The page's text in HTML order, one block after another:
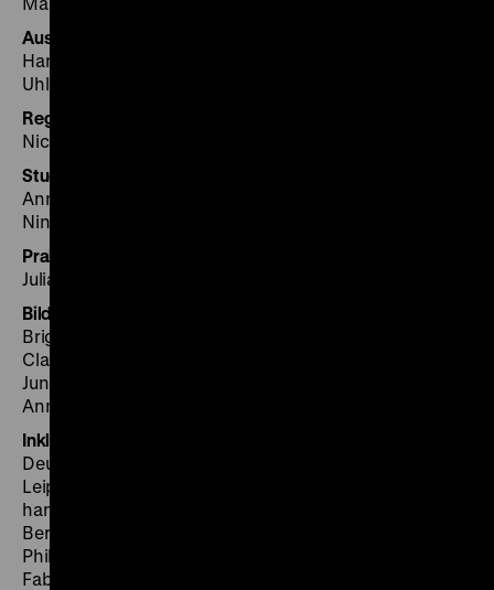
Ausstellungsgestaltung
Hans Hagemeister, Gregor Müller-Übach, Marie-Luise
Uhle
Registrar
Nicole Schmidt
Studentische Mitarbeitende
Anna-Lena Almstedt, Johannes Karger, Louis Keller,
Nina Markert
Praktikantin
Julia Sophia Bezold
Bildung und Vermittlung
Brigitte Vogel-Janotta (Leitung), Verena Bischoff,
Claudia Braun Carrasco, Giorgio Del Vecchio, Rebecca
Junglas, Attila Magyar, Max Wandel (Referententeam),
Anna-Lena Janako, Andrea Schenk (Besucherservice)
Inklusion und Barrierefreiheit
Deutsche Zentralbücherei für Blinde zu Leipzig (DZB),
Leipzig
hands down, Lena-Elise Aicher und Antonia Nannt,
Berlin
Philipp Matschoss, F7 Digital GmbH, Rietberg
Fabian Müller, Prüfzentrum Leichte Sprache Schwaben,